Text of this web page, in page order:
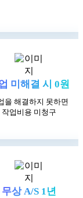
미해결 시 0원
을 해결하지 못하면
작업비용 미청구
무상 A/S 1년